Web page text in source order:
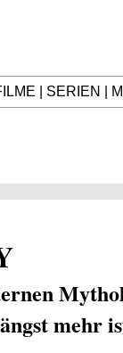
SERIEN
mehr